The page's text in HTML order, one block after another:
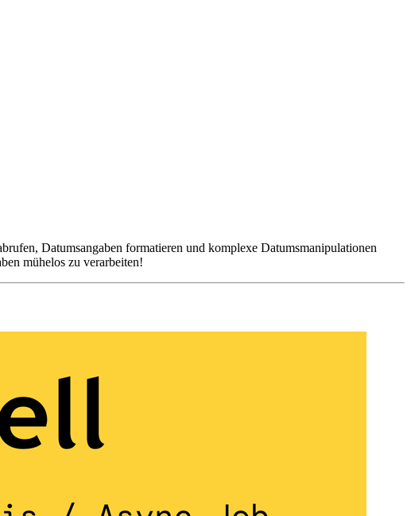
Datumsangaben formatieren und komplexe Datumsmanipulationen
mühelos zu verarbeiten!